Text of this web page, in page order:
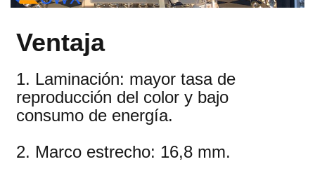
Ventaja
1. Laminación: mayor tasa de
reproducción del color y bajo
consumo de energía.
2. Marco estrecho: 16,8 mm.